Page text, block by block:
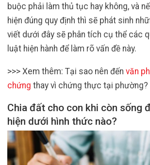
buộc phải làm thủ tục hay không, và
hiện đúng quy định thì sẽ phát sinh
viết dưới đây sẽ phân tích cụ thể các
luật hiện hành để làm rõ vấn đề này.
>>> Xem thêm: Tại sao nên đến văn
chứng thay vì chứng thực tại phường?
Chia đất cho con khi còn sống
hiện dưới hình thức nào?